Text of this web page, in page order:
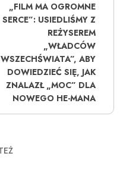
„FILM MA OGROMNE
SERCE”: USIEDLIŚMY Z
REŻYSEREM
„WŁADCÓW
WSZECHŚWIATA”, ABY
DOWIEDZIEĆ SIĘ, JAK
ZNALAZŁ „MOC” DLA
NOWEGO HE-MANA